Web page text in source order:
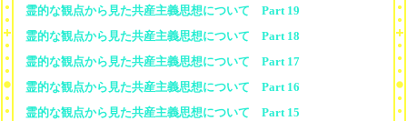
霊的な観点から見た共産主義思想について Part 19
霊的な観点から見た共産主義思想について Part 18
霊的な観点から見た共産主義思想について Part 17
霊的な観点から見た共産主義思想について Part 16
霊的な観点から見た共産主義思想について Part 15